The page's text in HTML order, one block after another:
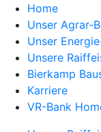
Home
Unser Agrar-
Unser
Unsere
Bierkamp
Karriere
VR-Bank